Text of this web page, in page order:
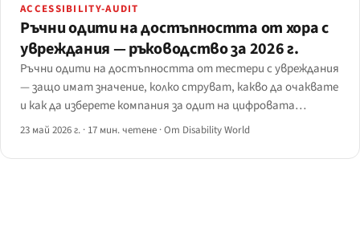
ACCESSIBILITY-AUDIT
Ръчни одити на достъпността от хора с
увреждания — ръководство за 2026 г.
Ръчни одити на достъпността от тестери с увреждания
— защо имат значение, колко струват, какво да очаквате
и как да изберете компания за одит на цифровата
достъпност през 2026 г.
23 май 2026 г. · 17 мин. четене ·От Disability World